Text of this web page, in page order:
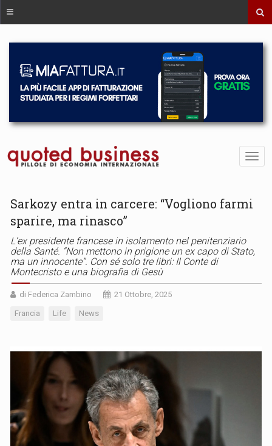
Sarkozy entra in carcere: “Vogliono farmi
sparire, ma rinasco”
L’ex presidente francese in isolamento nel penitenziario
della Santé. “Non mettono in prigione un ex capo di Stato,
ma un innocente”. Con sé solo tre libri: Il Conte di
Montecristo e una biografia di Gesù
di Federica Zambino 21 Ottobre, 2025
Francia Life News